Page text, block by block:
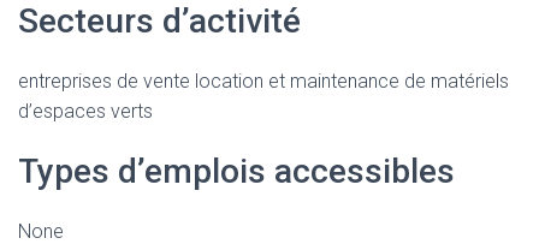
Secteurs d’activité
entreprises de vente location et maintenance de matériels
d’espaces verts
Types d’emplois accessibles
None